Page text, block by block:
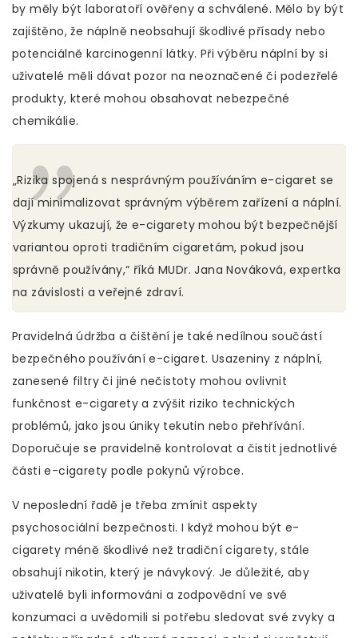
by měly být laboratoří ověřeny a schválené. Mělo by být
zajištěno, že náplně neobsahují škodlivé přísady nebo
potenciálně karcinogenní látky. Při výběru náplní by si
uživatelé měli dávat pozor na neoznačené či podezřelé
produkty, které mohou obsahovat nebezpečné
chemikálie.
„Rizika spojená s nesprávným používáním e-cigaret se
dají minimalizovat správným výběrem zařízení a náplní.
Výzkumy ukazují, že e-cigarety mohou být bezpečnější
variantou oproti tradičním cigaretám, pokud jsou
správně používány,“ říká MUDr. Jana Nováková, expertka
na závislosti a veřejné zdraví.
Pravidelná údržba a čištění je také nedílnou součástí
bezpečného používání e-cigaret. Usazeniny z náplní,
zanesené filtry či jiné nečistoty mohou ovlivnit
funkčnost e-cigarety a zvýšit riziko technických
problémů, jako jsou úniky tekutin nebo přehřívání.
Doporučuje se pravidelně kontrolovat a čistit jednotlivé
části e-cigarety podle pokynů výrobce.
V neposlední řadě je třeba zmínit aspekty
psychosociální bezpečnosti. I když mohou být e-
cigarety méně škodlivé než tradiční cigarety, stále
obsahují nikotin, který je návykový. Je důležité, aby
uživatelé byli informováni a zodpovědní ve své
konzumaci a uvědomili si potřebu sledovat své zvyky a